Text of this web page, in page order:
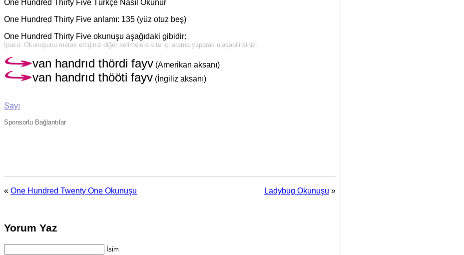
One Hundred Thirty Five Türkçe Nasıl Okunur
One Hundred Thirty Five anlamı: 135 (yüz otuz beş)
One Hundred Thirty Five okunuşu aşağıdaki gibidir:
İpucu: Okunuşunu merak ettiğiniz diğer kelimelere site içi arama yaparak ulaşabilirsiniz.
van handrıd thördi fayv (Amerikan aksanı)
van handrıd thööti fayv (İngiliz aksanı)
Sayı
Sponsorlu Bağlantılar
« One Hundred Twenty One Okunuşu Ladybug Okunuşu »
Yorum Yaz
İsim